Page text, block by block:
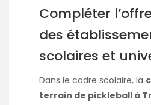
Compléter
des
scolaires et
Dans le cadre scolaire, la
terrain de pickleball à